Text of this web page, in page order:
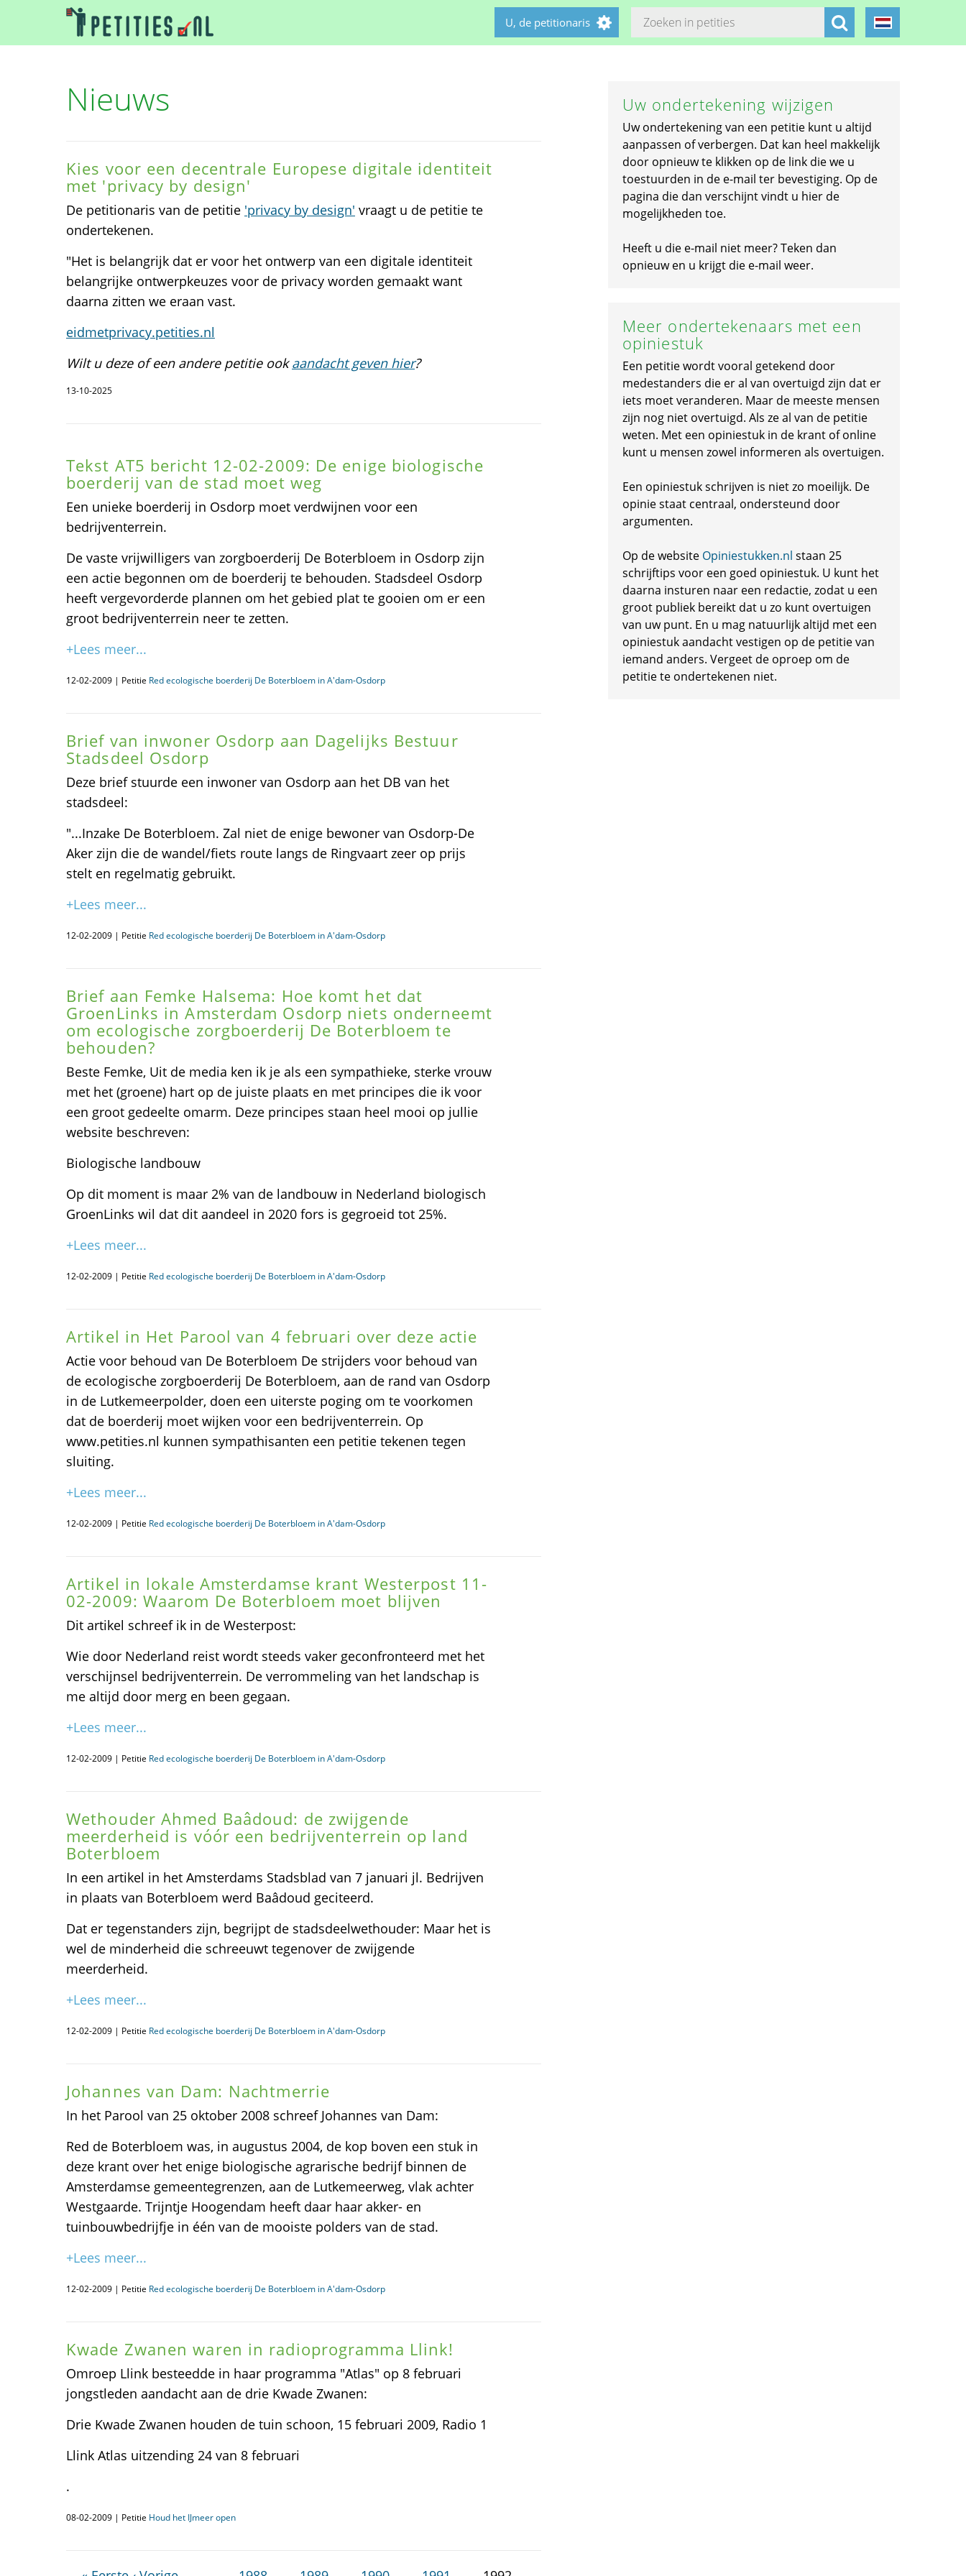
U, de petitionaris
Nieuws
Kies voor een decentrale Europese digitale identiteit
met 'privacy by design'
De petitionaris van de petitie 'privacy by design' vraagt u de petitie te
ondertekenen.
"Het is belangrijk dat er voor het ontwerp van een digitale identiteit
belangrijke ontwerpkeuzes voor de privacy worden gemaakt want
daarna zitten we eraan vast.
eidmetprivacy.petities.nl
Wilt u deze of een andere petitie ookaandacht geven hier?
13-10-2025
Tekst AT5 bericht 12-02-2009: De enige biologische
boerderij van de stad moet weg
Een unieke boerderij in Osdorp moet verdwijnen voor een
bedrijventerrein.
De vaste vrijwilligers van zorgboerderij De Boterbloem in Osdorp zijn
een actie begonnen om de boerderij te behouden. Stadsdeel Osdorp
heeft vergevorderde plannen om het gebied plat te gooien om er een
groot bedrijventerrein neer te zetten.
+Lees meer...
12-02-2009 | Petitie Red ecologische boerderij De Boterbloem in A'dam-Osdorp
Brief van inwoner Osdorp aan Dagelijks Bestuur
Stadsdeel Osdorp
Deze brief stuurde een inwoner van Osdorp aan het DB van het
stadsdeel:
"...Inzake De Boterbloem. Zal niet de enige bewoner van Osdorp-De
Aker zijn die de wandel/fiets route langs de Ringvaart zeer op prijs
stelt en regelmatig gebruikt.
+Lees meer...
12-02-2009 | Petitie Red ecologische boerderij De Boterbloem in A'dam-Osdorp
Brief aan Femke Halsema: Hoe komt het dat
GroenLinks in Amsterdam Osdorp niets onderneemt
om ecologische zorgboerderij De Boterbloem te
behouden?
Beste Femke, Uit de media ken ik je als een sympathieke, sterke vrouw
met het (groene) hart op de juiste plaats en met principes die ik voor
een groot gedeelte omarm. Deze principes staan heel mooi op jullie
website beschreven:
Biologische landbouw
Op dit moment is maar 2% van de landbouw in Nederland biologisch
GroenLinks wil dat dit aandeel in 2020 fors is gegroeid tot 25%.
+Lees meer...
12-02-2009 | Petitie Red ecologische boerderij De Boterbloem in A'dam-Osdorp
Artikel in Het Parool van 4 februari over deze actie
Actie voor behoud van De Boterbloem De strijders voor behoud van
de ecologische zorgboerderij De Boterbloem, aan de rand van Osdorp
in de Lutkemeerpolder, doen een uiterste poging om te voorkomen
dat de boerderij moet wijken voor een bedrijventerrein. Op
www.petities.nl kunnen sympathisanten een petitie tekenen tegen
sluiting.
+Lees meer...
12-02-2009 | Petitie Red ecologische boerderij De Boterbloem in A'dam-Osdorp
Artikel in lokale Amsterdamse krant Westerpost 11-
02-2009: Waarom De Boterbloem moet blijven
Dit artikel schreef ik in de Westerpost:
Wie door Nederland reist wordt steeds vaker geconfronteerd met het
verschijnsel bedrijventerrein. De verrommeling van het landschap is
me altijd door merg en been gegaan.
+Lees meer...
12-02-2009 | Petitie Red ecologische boerderij De Boterbloem in A'dam-Osdorp
Wethouder Ahmed Baâdoud: de zwijgende
meerderheid is vóór een bedrijventerrein op land
Boterbloem
In een artikel in het Amsterdams Stadsblad van 7 januari jl. Bedrijven
in plaats van Boterbloem werd Baâdoud geciteerd.
Dat er tegenstanders zijn, begrijpt de stadsdeelwethouder: Maar het is
wel de minderheid die schreeuwt tegenover de zwijgende
meerderheid.
+Lees meer...
12-02-2009 | Petitie Red ecologische boerderij De Boterbloem in A'dam-Osdorp
Johannes van Dam: Nachtmerrie
In het Parool van 25 oktober 2008 schreef Johannes van Dam:
Red de Boterbloem was, in augustus 2004, de kop boven een stuk in
deze krant over het enige biologische agrarische bedrijf binnen de
Amsterdamse gemeentegrenzen, aan de Lutkemeerweg, vlak achter
Westgaarde. Trijntje Hoogendam heeft daar haar akker- en
tuinbouwbedrijfje in één van de mooiste polders van de stad.
+Lees meer...
12-02-2009 | Petitie Red ecologische boerderij De Boterbloem in A'dam-Osdorp
Kwade Zwanen waren in radioprogramma Llink!
Omroep Llink besteedde in haar programma "Atlas" op 8 februari
jongstleden aandacht aan de drie Kwade Zwanen:
Drie Kwade Zwanen houden de tuin schoon, 15 februari 2009, Radio 1
Llink Atlas uitzending 24 van 8 februari
.
08-02-2009 | Petitie Houd het IJmeer open
Uw ondertekening wijzigen
Uw ondertekening van een petitie kunt u altijd
aanpassen of verbergen. Dat kan heel makkelijk
door opnieuw te klikken op de link die we u
toestuurden in de e-mail ter bevestiging. Op de
pagina die dan verschijnt vindt u hier de
mogelijkheden toe.
Heeft u die e-mail niet meer? Teken dan
opnieuw en u krijgt die e-mail weer.
Meer ondertekenaars met een
opiniestuk
Een petitie wordt vooral getekend door
medestanders die er al van overtuigd zijn dat er
iets moet veranderen. Maar de meeste mensen
zijn nog niet overtuigd. Als ze al van de petitie
weten. Met een opiniestuk in de krant of online
kunt u mensen zowel informeren als overtuigen.
Een opiniestuk schrijven is niet zo moeilijk. De
opinie staat centraal, ondersteund door
argumenten.
Op de website Opiniestukken.nl staan 25
schrijftips voor een goed opiniestuk. U kunt het
daarna insturen naar een redactie, zodat u een
groot publiek bereikt dat u zo kunt overtuigen
van uw punt. En u mag natuurlijk altijd met een
opiniestuk aandacht vestigen op de petitie van
iemand anders. Vergeet de oproep om de
petitie te ondertekenen niet.